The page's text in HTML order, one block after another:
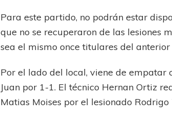
Para este partido, no podrán estar
que no se recuperaron de las lesiones
sea el mismo once titulares del
Por el lado del local, viene de empatar
Juan por 1-1. El técnico Hernan Ortiz
Matias Moises por el lesionado Rodrigo